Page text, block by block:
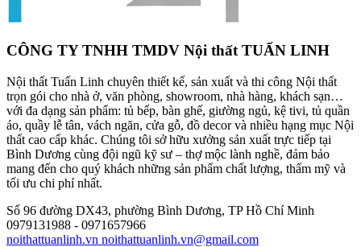
CÔNG TY TNHH TMDV Nội thất TUẤN LINH
Nội thất Tuấn Linh chuyên thiết kế, sản xuất và thi công Nội thất
trọn gói cho nhà ở, văn phòng, showroom, nhà hàng, khách sạn…
với đa dạng sản phẩm: tủ bếp, bàn ghế, giường ngủ, kệ tivi, tủ quần
áo, quầy lễ tân, vách ngăn, cửa gỗ, đồ decor và nhiều hạng mục Nội
thất cao cấp khác. Chúng tôi sở hữu xưởng sản xuất trực tiếp tại
Bình Dương cùng đội ngũ kỹ sư – thợ mộc lành nghề, đảm bảo
mang đến cho quý khách những sản phẩm chất lượng, thẩm mỹ và
tối ưu chi phí nhất.
Số 96 đường DX43, phường Bình Dương, TP Hồ Chí Minh
0979131988 - 0971657966
noithattuanlinh.vn noithattuanlinh.vn@gmail.com